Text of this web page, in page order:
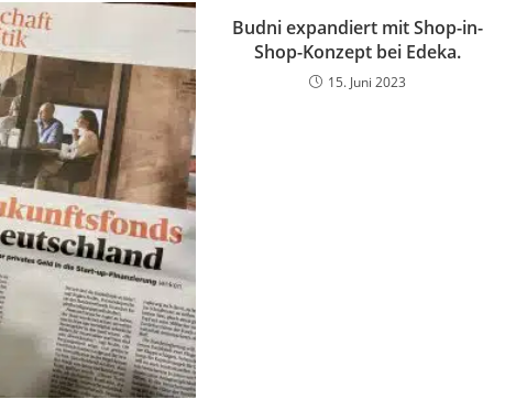
Budni expandiert mit Shop-in-
Shop-Konzept bei Edeka.
15. Juni 2023